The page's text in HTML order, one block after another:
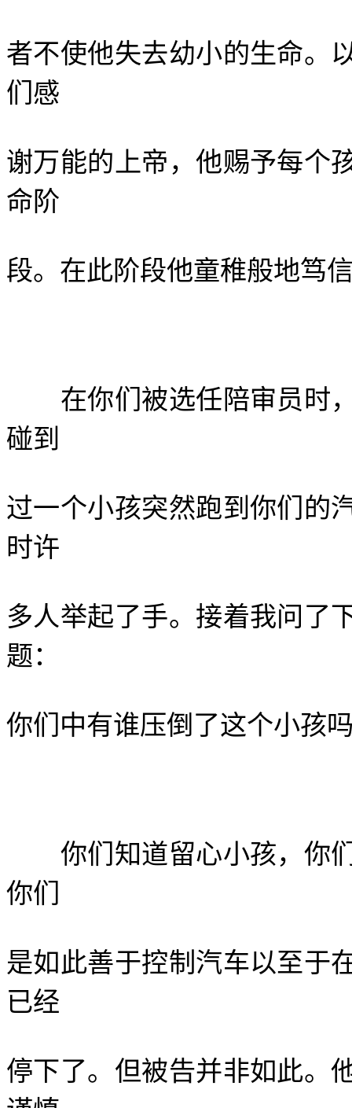
者不使他失去幼小的生命。
们感
谢万能的上帝，他赐予每个
命阶
段。在此阶段他童稚般地笃
在你们被选任陪审员时，
碰到
过一个小孩突然跑到你们的
时许
多人举起了手。接着我问了
题：
你们中有谁压倒了这个小孩
你们知道留心小孩，你们
你们
是如此善于控制汽车以至于
已经
停下了。但被告并非如此。